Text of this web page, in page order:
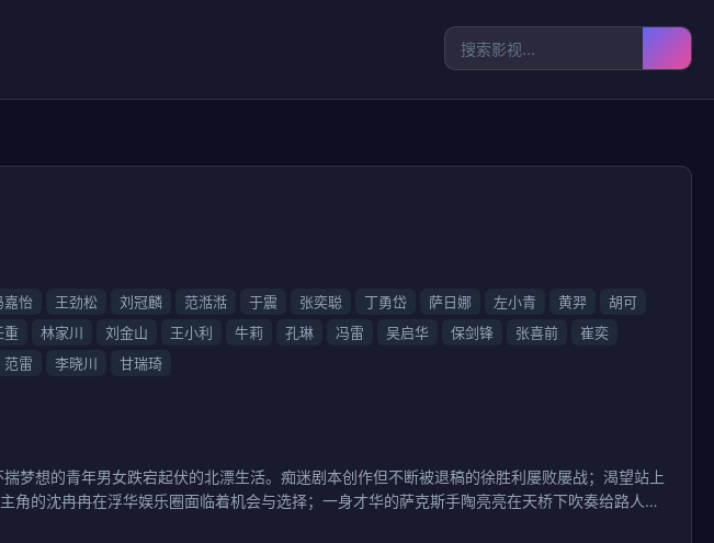
嘉怡 王劲松 刘冠麟 范湉湉 于震 张奕聪 丁勇岱 萨日娜 左小青 黄羿
胡可
重 林家川 刘金山 王小利 牛莉 孔琳 冯雷 吴启华 保剑锋 张喜前
崔奕
范雷 李晓川 甘瑞琦
梦想的青年男女跌宕起伏的北漂生活。痴迷剧本创作但不断被退稿的徐胜利屡败屡战；渴望站上
角的沈冉冉在浮华娱乐圈面临着机会与选择；一身才华的萨克斯手陶亮亮在天桥下吹奏给路人实